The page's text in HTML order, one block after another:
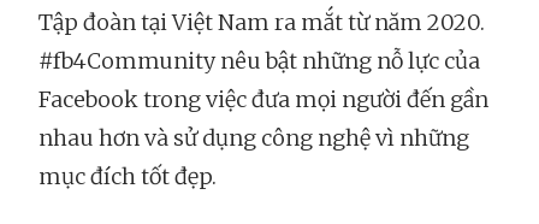
Tập đoàn tại Việt Nam ra mắt từ năm 2020.
#fb4Community nêu bật những nỗ lực của
Facebook trong việc đưa mọi người đến gần
nhau hơn và sử dụng công nghệ vì những
mục đích tốt đẹp.